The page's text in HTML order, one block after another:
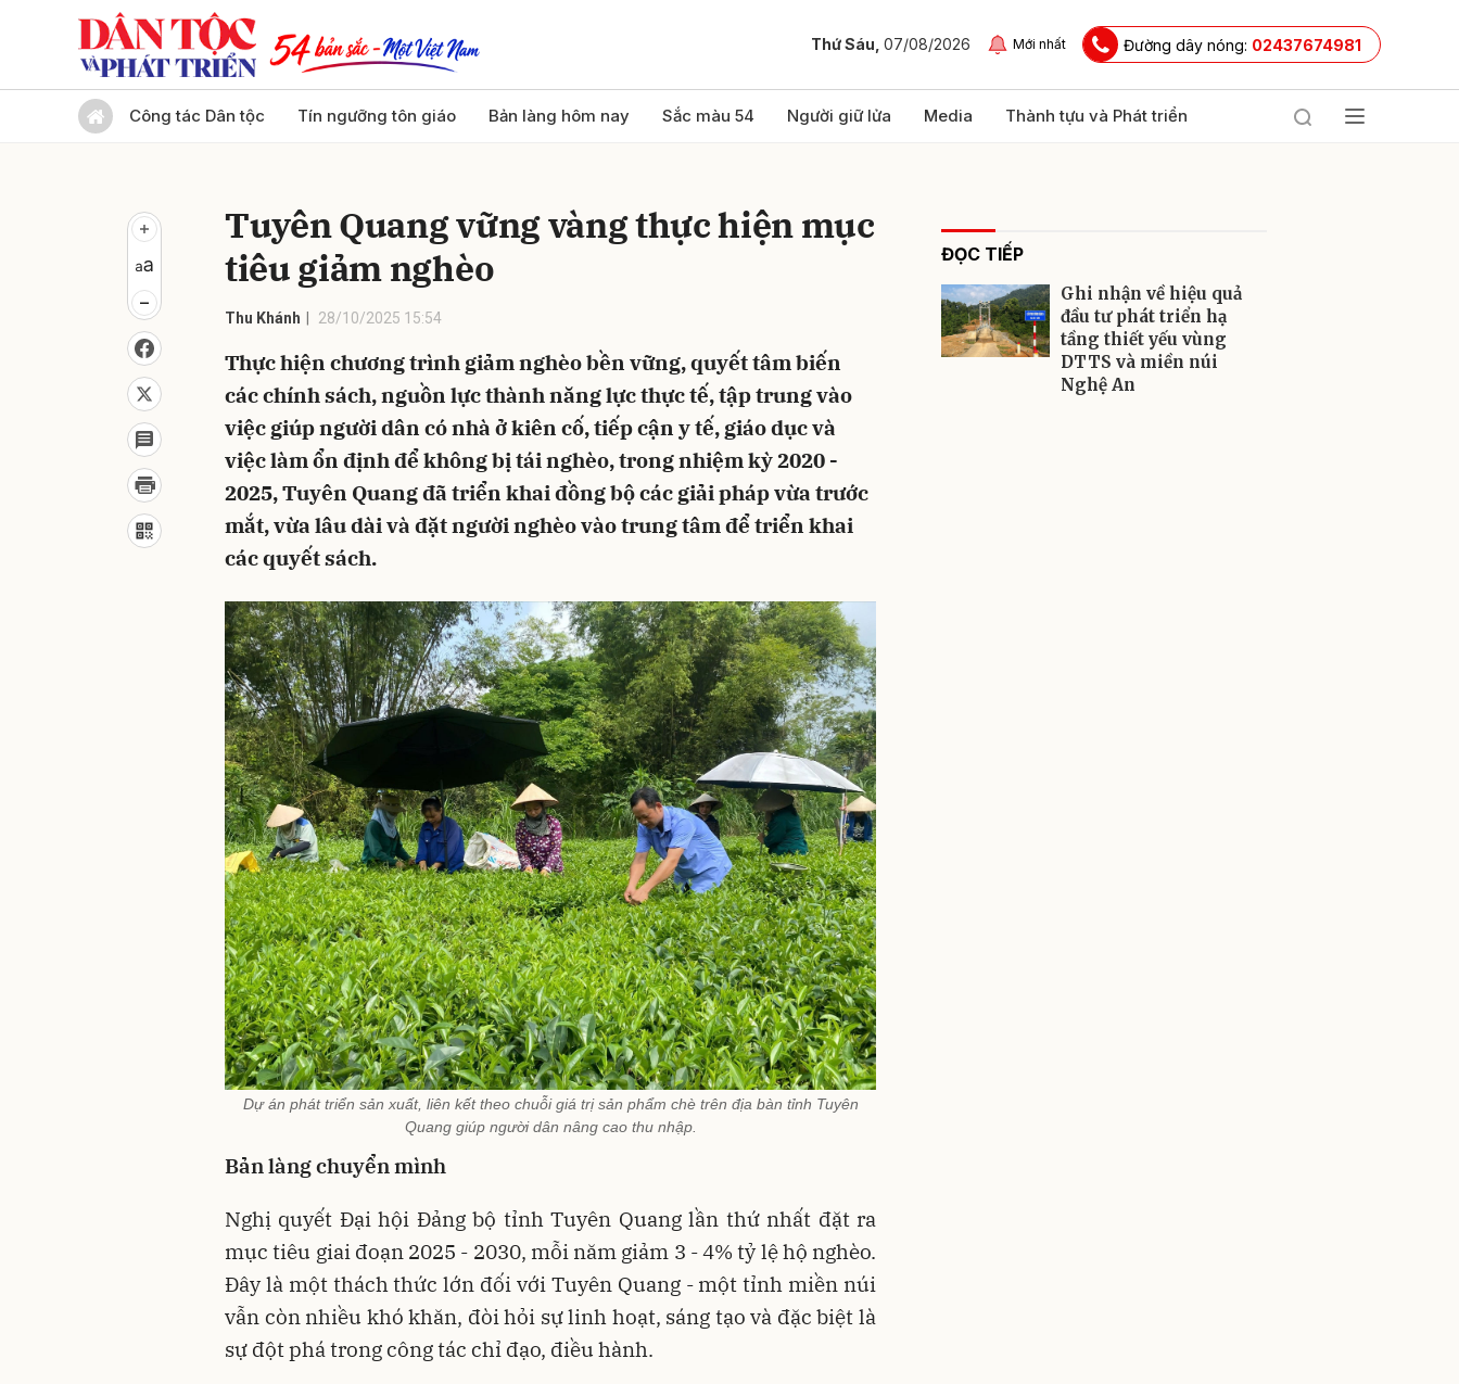
Thứ Sáu, 07/08/2026 Mới nhất Đường dây nóng: 02437674981
Công tác Dân tộc Tín ngưỡng tôn giáo Bản làng hôm nay Sắc màu 54 Người giữ lửa Media Thành tựu và Phát triển
Tuyên Quang vững vàng thực hiện mục
tiêu giảm nghèo
Thu Khánh 28/10/2025 15:54
Thực hiện chương trình giảm nghèo bền vững, quyết tâm biến
các chính sách, nguồn lực thành năng lực thực tế, tập trung vào
việc giúp người dân có nhà ở kiên cố, tiếp cận y tế, giáo dục và
việc làm ổn định để không bị tái nghèo, trong nhiệm kỳ 2020 -
2025, Tuyên Quang đã triển khai đồng bộ các giải pháp vừa trước
mắt, vừa lâu dài và đặt người nghèo vào trung tâm để triển khai
các quyết sách.
Dự án phát triển sản xuất, liên kết theo chuỗi giá trị sản phẩm chè trên địa bàn tỉnh Tuyên
Quang giúp người dân nâng cao thu nhập.
Bản làng chuyển mình
Nghị quyết Đại hội Đảng bộ tỉnh Tuyên Quang lần thứ nhất đặt ra
mục tiêu giai đoạn 2025 - 2030, mỗi năm giảm 3 - 4% tỷ lệ hộ nghèo.
Đây là một thách thức lớn đối với Tuyên Quang - một tỉnh miền núi
vẫn còn nhiều khó khăn, đòi hỏi sự linh hoạt, sáng tạo và đặc biệt là
sự đột phá trong công tác chỉ đạo, điều hành.
ĐỌC TIẾP
Ghi nhận về hiệu quả
đầu tư phát triển hạ
tầng thiết yếu vùng
DTTS và miền núi
Nghệ An
Gửi bình luận
Gửi